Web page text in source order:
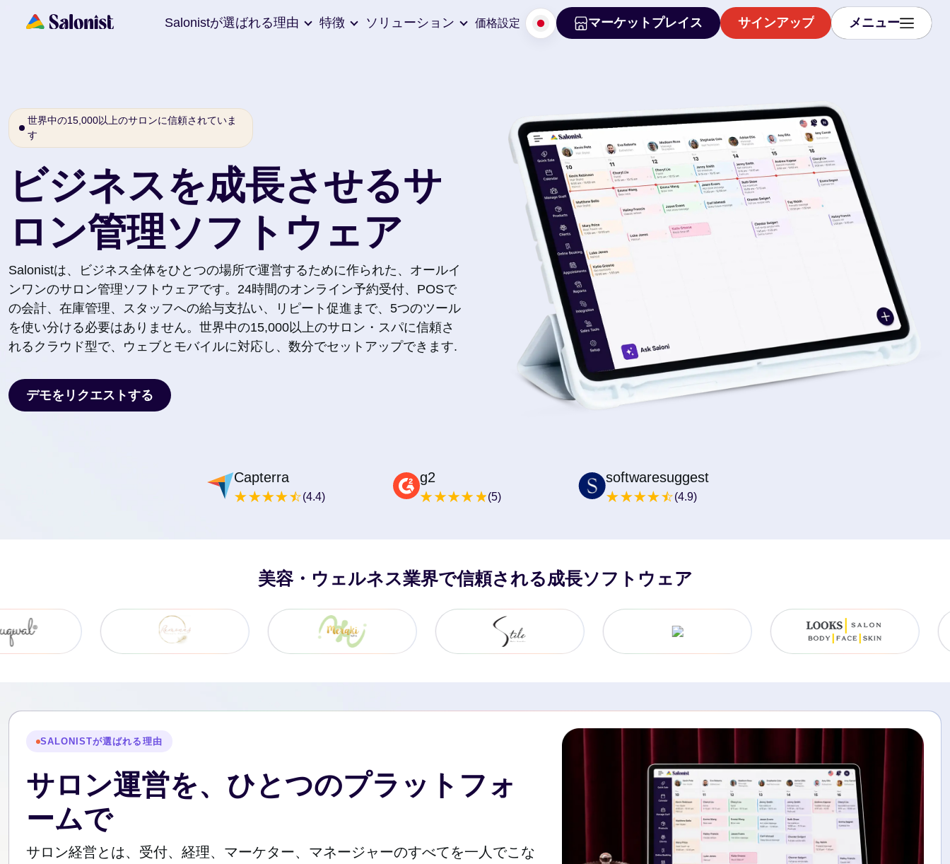
Salonistが選ばれる理由 特徴 ソリューション 価格設定 マーケットプレイス サインアップ メニュー
世界中の15,000以上のサロンに信頼されていま
す
ビジネスを成長させるサ
ロン管理ソフトウェア
Salonistは、ビジネス全体をひとつの場所で運営するために作られた、オールイ
ンワンのサロン管理ソフトウェアです。24時間のオンライン予約受付、POSで
の会計、在庫管理、スタッフへの給与支払い、リピート促進まで、5つのツール
を使い分ける必要はありません。世界中の15,000以上のサロン・スパに信頼さ
れるクラウド型で、ウェブとモバイルに対応し、数分でセットアップできます.
デモをリクエストする
Capterra
(4.4)
g2
(5)
softwaresuggest
(4.9)
美容・ウェルネス業界で信頼される成長ソフトウェア
SALONISTが選ばれる理由
サロン運営を、ひとつのプラットフォ
ームで
サロン経営とは、受付、経理、マーケター、マネージャーのすべてを一人でこな